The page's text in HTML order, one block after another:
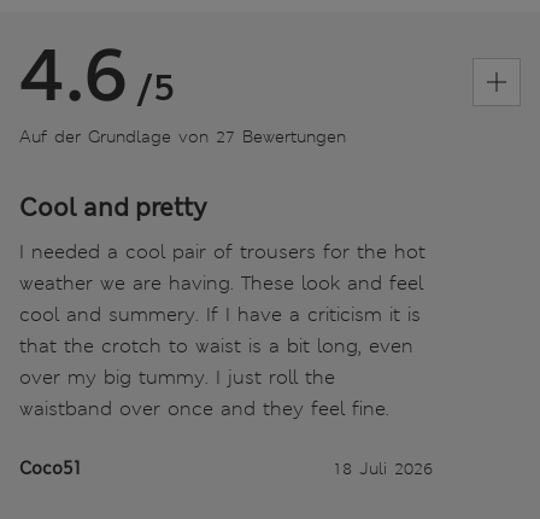
4.6 /5
Auf der Grundlage von 27 Bewertungen
Cool and pretty
I needed a cool pair of trousers for the hot
weather we are having. These look and feel
cool and summery. If I have a criticism it is
that the crotch to waist is a bit long, even
over my big tummy. I just roll the
waistband over once and they feel fine.
Coco51 18 Juli 2026